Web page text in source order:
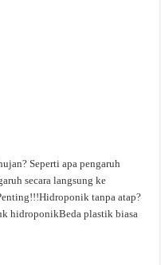
Seperti apa pengaruh
secara langsung ke
tanpa atap?
hidroponikBeda plastik biasa